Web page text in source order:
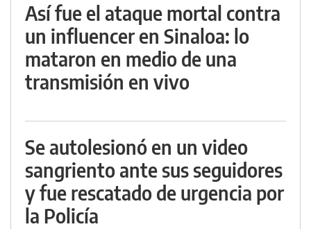
Así fue el ataque mortal contra
un influencer en Sinaloa: lo
mataron en medio de una
transmisión en vivo
Se autolesionó en un video
sangriento ante sus seguidores
y fue rescatado de urgencia por
la Policía